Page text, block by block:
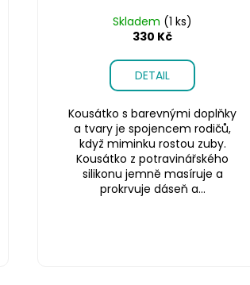
Skladem (1 ks)
330 Kč
DETAIL
Kousátko s barevnými doplňky
a tvary je spojencem rodičů,
když miminku rostou zuby.
Kousátko z potravinářského
silikonu jemně masíruje a
prokrvuje dáseň a...